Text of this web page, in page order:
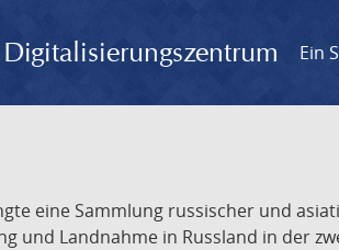
Ein
eine Sammlung russischer und
und Landnahme in Russland in der